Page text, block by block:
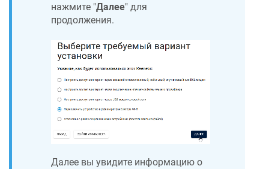
нажмите "Далее" для
продолжения.
Далее вы увидите информацию о